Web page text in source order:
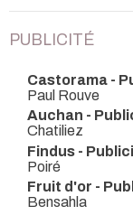
PUBLICITÉ
Castorama -
Paul Rouve
Auchan -
Chatiliez
Findus -
Poiré
Fruit d'or -
Bensahla